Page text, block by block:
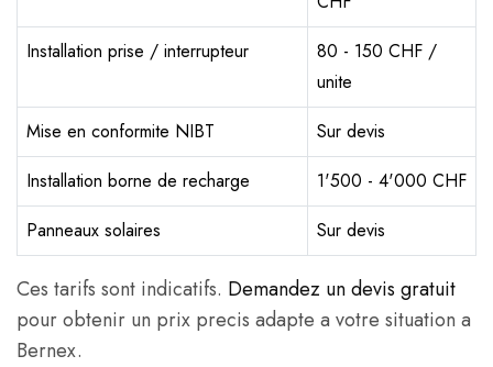
Installation prise / interrupteur
80 - 150 CHF /
unite
Mise en conformite NIBT
Sur devis
Installation borne de recharge
1'500 - 4'000 CHF
Panneaux solaires
Sur devis
Ces tarifs sont indicatifs. Demandez un devis gratuit
pour obtenir un prix precis adapte a votre situation a
Bernex.